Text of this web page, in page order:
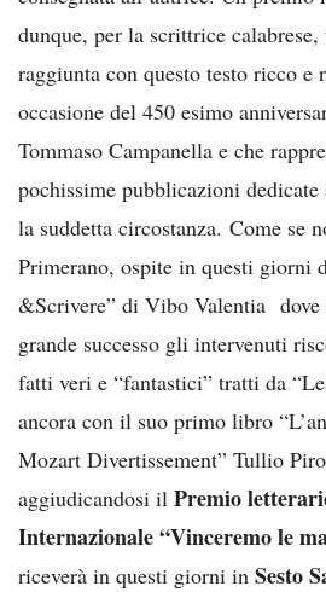
dunque, per la scrittrice
raggiunta con questo testo ricco e
occasione del 450 esimo
Tommaso Campanella e che
pochissime pubblicazioni
la suddetta circostanza. Come se
Primerano, ospite in questi giorni
&Scrivere” di Vibo Valentia dove
grande successo gli intervenuti
fatti veri e “fantastici” tratti da
ancora con il suo primo libro
Mozart Divertissement” Tullio
aggiudicandosi il Premio
Internazionale “Vinceremo le
riceverà in questi giorni in Sesto